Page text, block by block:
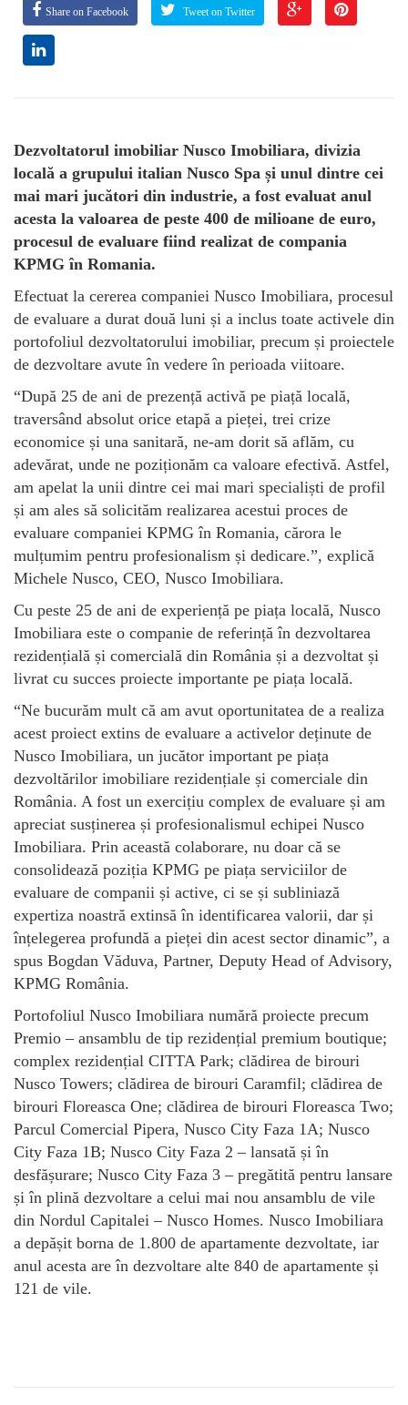
Share on Facebook Tweet on Twitter
Dezvoltatorul imobiliar Nusco Imobiliara, divizia
locală a grupului italian Nusco Spa și unul dintre cei
mai mari jucători din industrie, a fost evaluat anul
acesta la valoarea de peste 400 de milioane de euro,
procesul de evaluare fiind realizat de compania
KPMG în Romania.
Efectuat la cererea companiei Nusco Imobiliara, procesul
de evaluare a durat două luni și a inclus toate activele din
portofoliul dezvoltatorului imobiliar, precum și proiectele
de dezvoltare avute în vedere în perioada viitoare.
“După 25 de ani de prezență activă pe piață locală,
traversând absolut orice etapă a pieței, trei crize
economice și una sanitară, ne-am dorit să aflăm, cu
adevărat, unde ne poziționăm ca valoare efectivă. Astfel,
am apelat la unii dintre cei mai mari specialiști de profil
și am ales să solicităm realizarea acestui proces de
evaluare companiei KPMG în Romania, cărora le
mulțumim pentru profesionalism și dedicare.”, explică
Michele Nusco, CEO, Nusco Imobiliara.
Cu peste 25 de ani de experiență pe piața locală, Nusco
Imobiliara este o companie de referință în dezvoltarea
rezidențială și comercială din România și a dezvoltat și
livrat cu succes proiecte importante pe piața locală.
“Ne bucurăm mult că am avut oportunitatea de a realiza
acest proiect extins de evaluare a activelor deținute de
Nusco Imobiliara, un jucător important pe piața
dezvoltărilor imobiliare rezidențiale și comerciale din
România. A fost un exercițiu complex de evaluare și am
apreciat susținerea și profesionalismul echipei Nusco
Imobiliara. Prin această colaborare, nu doar că se
consolidează poziția KPMG pe piața serviciilor de
evaluare de companii și active, ci se și subliniază
expertiza noastră extinsă în identificarea valorii, dar și
înțelegerea profundă a pieței din acest sector dinamic”, a
spus Bogdan Văduva, Partner, Deputy Head of Advisory,
KPMG România.
Portofoliul Nusco Imobiliara numără proiecte precum
Premio – ansamblu de tip rezidențial premium boutique;
complex rezidențial CITTA Park; clădirea de birouri
Nusco Towers; clădirea de birouri Caramfil; clădirea de
birouri Floreasca One; clădirea de birouri Floreasca Two;
Parcul Comercial Pipera, Nusco City Faza 1A; Nusco
City Faza 1B; Nusco City Faza 2 – lansată și în
desfășurare; Nusco City Faza 3 – pregătită pentru lansare
și în plină dezvoltare a celui mai nou ansamblu de vile
din Nordul Capitalei – Nusco Homes. Nusco Imobiliara
a depășit borna de 1.800 de apartamente dezvoltate, iar
anul acesta are în dezvoltare alte 840 de apartamente și
121 de vile.